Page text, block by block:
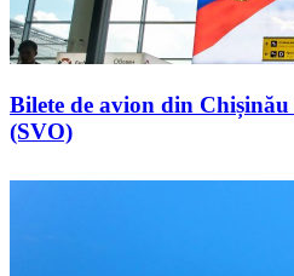
Bilete de avion din
(SVO)